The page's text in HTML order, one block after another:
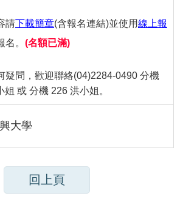
請下載簡章(含報名連結)並使用線上報
名。 (名額已滿)
疑問，歡迎聯絡(04)2284-0490 分機
姐 或 分機 226 洪小姐。
大學
回上頁